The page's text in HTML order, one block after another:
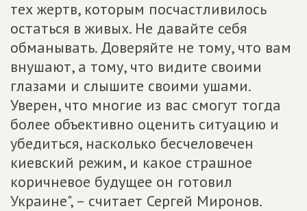
тех жертв, которым посчастливилось
остаться в живых. Не давайте себя
обманывать. Доверяйте не тому, что вам
внушают, а тому, что видите своими
глазами и слышите своими ушами.
Уверен, что многие из вас смогут тогда
более объективно оценить ситуацию и
убедиться, насколько бесчеловечен
киевский режим, и какое страшное
коричневое будущее он готовил
Украине", – считает Сергей Миронов.